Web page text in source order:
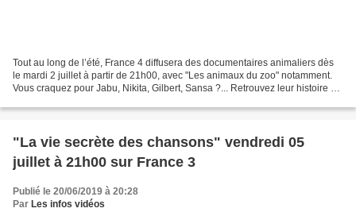
Tout au long de l’été, France 4 diffusera des documentaires animaliers dès
le mardi 2 juillet à partir de 21h00, avec "Les animaux du zoo" notamment.
Vous craquez pour Jabu, Nikita, Gilbert, Sansa ?... Retrouvez leur histoire et
"La vie secrète des chansons" vendredi 05
juillet à 21h00 sur France 3
Publié le 20/06/2019 à 20:28
Par Les infos vidéos